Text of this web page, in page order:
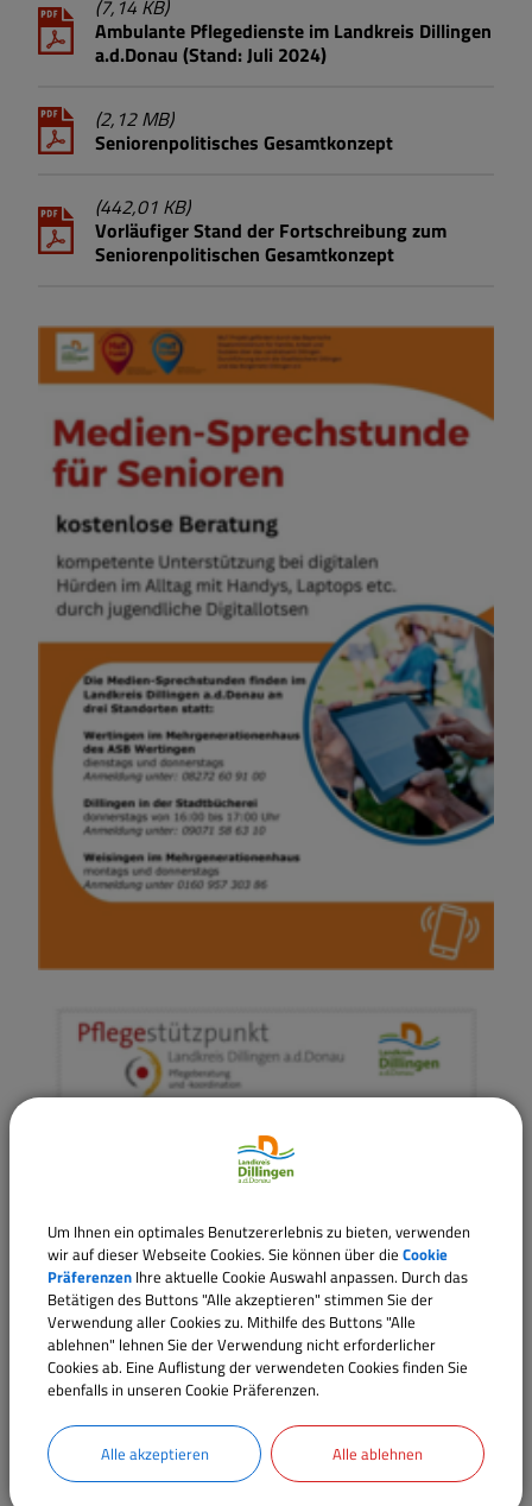
(7,14 KB)
Ambulante Pflegedienste im Landkreis Dillingen
a.d.Donau (Stand: Juli 2024)
(2,12 MB)
Seniorenpolitisches Gesamtkonzept
(442,01 KB)
Vorläufiger Stand der Fortschreibung zum
Seniorenpolitischen Gesamtkonzept
Um Ihnen ein optimales Benutzererlebnis zu bieten, verwenden
wir auf dieser Webseite Cookies. Sie können über die Cookie
Präferenzen Ihre aktuelle Cookie Auswahl anpassen. Durch das
Betätigen des Buttons "Alle akzeptieren" stimmen Sie der
Verwendung aller Cookies zu. Mithilfe des Buttons "Alle
ablehnen" lehnen Sie der Verwendung nicht erforderlicher
Cookies ab. Eine Auflistung der verwendeten Cookies finden Sie
ebenfalls in unseren Cookie Präferenzen.
Alle akzeptieren Alle ablehnen